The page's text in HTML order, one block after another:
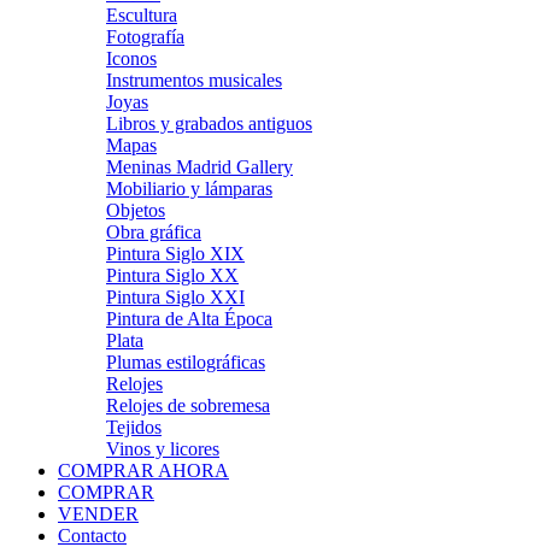
Escultura
Fotografía
Iconos
Instrumentos musicales
Joyas
Libros y grabados antiguos
Mapas
Meninas Madrid Gallery
Mobiliario y lámparas
Objetos
Obra gráfica
Pintura Siglo XIX
Pintura Siglo XX
Pintura Siglo XXI
Pintura de Alta Época
Plata
Plumas estilográficas
Relojes
Relojes de sobremesa
Tejidos
Vinos y licores
COMPRAR AHORA
COMPRAR
VENDER
Contacto